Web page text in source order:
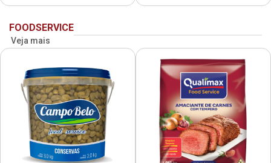
FOODSERVICE
Veja mais